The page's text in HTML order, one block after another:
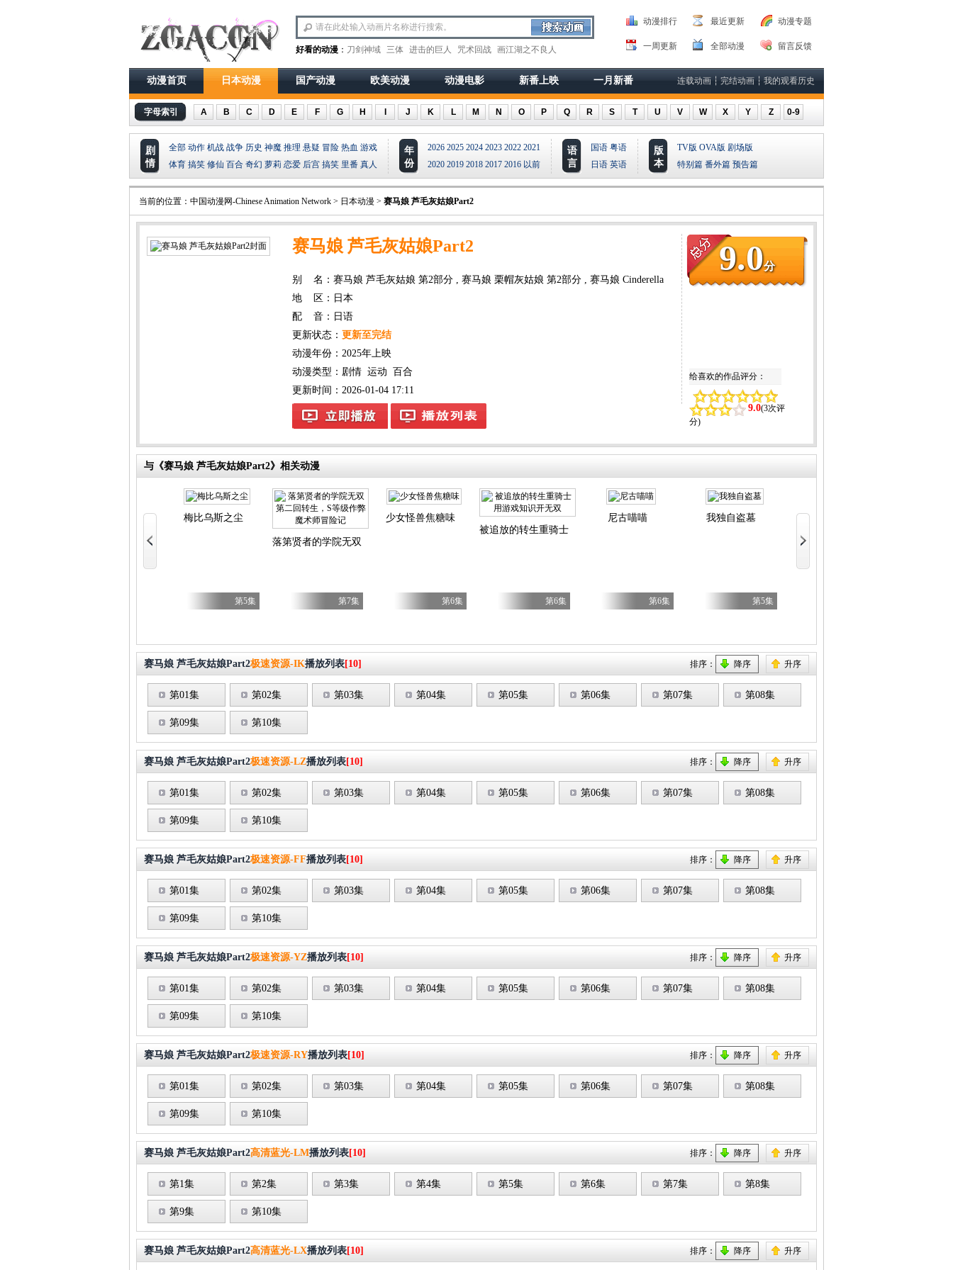
好看的动漫 ： 刀剑神域 三体 进击的巨人 咒术回战 画江湖之不良人
动漫排行 最近更新 动漫专题
一周更新 全部动漫 留言反馈
动漫首页 日本动漫 国产动漫 欧美动漫 动漫电影 新番上映 一月新番 连载动画 ┆ 完结动画 ┆ 我的观看历史
字母索引 A B C D E F G H J K L M N O P Q R S T U V W X Y Z 0-9
剧
情
全部 动作 机战 战争 历史 神魔 推理 悬疑 冒险 热血 游戏
体育 搞笑 修仙 百合 奇幻 萝莉 恋爱 后宫 搞笑 里番 真人
年
份
2026 2025 2024 2023 2022 2021
2020 2019 2018 2017 2016 以前
语
言
国语 粤语
日语 英语
版
本
TV版 OVA版 剧场版
特别篇 番外篇 预告篇
当前的位置： 中国动漫网-Chinese Animation Network > 日本动漫 > 赛马娘 芦毛灰姑娘Part2
9.0分
给喜欢的作品评分：
9.0(3次评
分)
赛马娘 芦毛灰姑娘Part2
别 名：赛马娘 芦毛灰姑娘 第2部分 , 赛马娘 栗帽灰姑娘 第2部分 , 赛马娘 Cinderella
Gray 第2部分 ,
地 区：日本
配 音：日语
更新状态： 更新至完结
动漫年份： 2025年上映
动漫类型： 剧情 运动 百合
更新时间：2026-01-04 17:11
与《赛马娘 芦毛灰姑娘Part2》相关动漫
梅比乌斯之尘
第5集
落第贤者的学院无双第二回转生，S等级作弊魔术师冒险记
第7集
少女怪兽焦糖味
第6集
被追放的转生重骑士用游戏知识开无双
第6集
尼古喵喵
第6集
我独自盗墓
第5集
赛马娘 芦毛灰姑娘Part2极速资源-IK播放列表[10] 排序： 降序 升序
第01集 第02集 第03集 第04集 第05集 第06集 第07集 第08集
第09集 第10集
赛马娘 芦毛灰姑娘Part2极速资源-LZ播放列表[10] 排序： 降序 升序
第01集 第02集 第03集 第04集 第05集 第06集 第07集 第08集
第09集 第10集
赛马娘 芦毛灰姑娘Part2极速资源-FF播放列表[10] 排序： 降序 升序
第01集 第02集 第03集 第04集 第05集 第06集 第07集 第08集
第09集 第10集
赛马娘 芦毛灰姑娘Part2极速资源-YZ播放列表[10] 排序： 降序 升序
第01集 第02集 第03集 第04集 第05集 第06集 第07集 第08集
第09集 第10集
赛马娘 芦毛灰姑娘Part2极速资源-RY播放列表[10] 排序： 降序 升序
第01集 第02集 第03集 第04集 第05集 第06集 第07集 第08集
第09集 第10集
赛马娘 芦毛灰姑娘Part2高清蓝光-LM播放列表[10] 排序： 降序 升序
第1集 第2集 第3集 第4集 第5集 第6集 第7集 第8集
第9集 第10集
赛马娘 芦毛灰姑娘Part2高清蓝光-LX播放列表[10] 排序： 降序 升序